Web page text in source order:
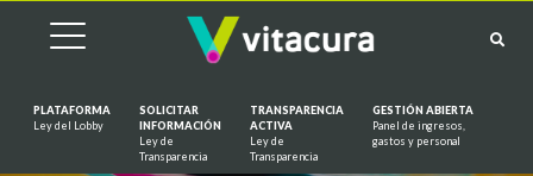
PLATAFORMA
Ley del Lobby
SOLICITAR
INFORMACIÓN
Ley de
Transparencia
TRANSPARENCIA
ACTIVA
Ley de
Transparencia
GESTIÓN ABIERTA
Panel de ingresos,
gastos y personal